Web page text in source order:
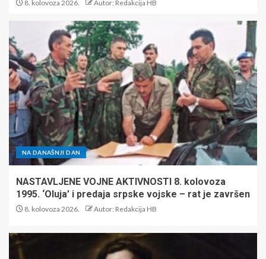
8. kolovoza 2026. Autor: Redakcija HB
NA DANAŠNJI DAN
NASTAVLJENE VOJNE AKTIVNOSTI 8. kolovoza
1995. ‘Oluja’ i predaja srpske vojske – rat je završen
8. kolovoza 2026. Autor: Redakcija HB